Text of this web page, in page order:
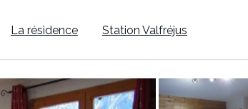
La résidence Station Valfréjus